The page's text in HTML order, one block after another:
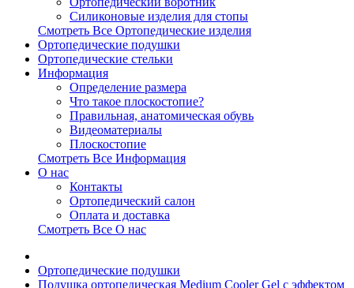
Силиконовые изделия для стопы
Смотреть Все Ортопедические изделия
Ортопедические подушки
Ортопедические стельки
Информация
Определение размера
Что такое плоскостопие?
Правильная, анатомическая обувь
Видеоматериалы
Плоскостопие
Смотреть Все Информация
О нас
Контакты
Ортопедический салон
Оплата и доставка
Смотреть Все О нас
Ортопедические подушки
Подушка ортопедическая Medium Cooler Gel с эффектом